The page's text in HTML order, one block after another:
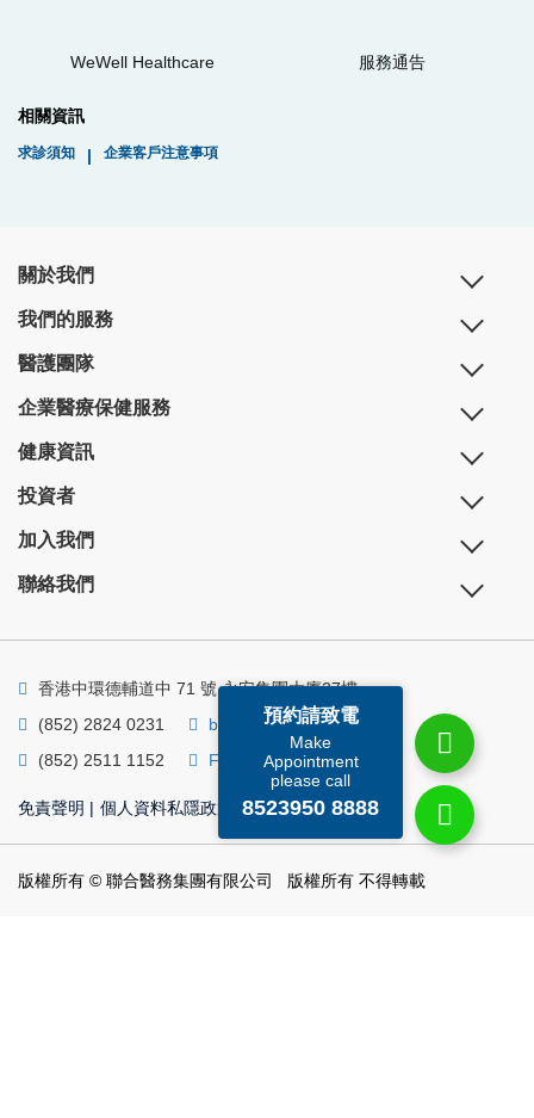
預約請致電
Make
Appointment
please call
8523950 8888
WeWell Healthcare 服務通告
相關資訊
求診須知 | 企業客戶注意事項
關於我們
我們的服務
醫護團隊
企業醫療保健服務
健康資訊
投資者
加入我們
聯絡我們
香港中環德輔道中 71 號 永安集團大廈27樓
(852) 2824 0231
business@ump.com.hk
(852) 2511 1152
Facebook Linkedin
免責聲明 | 個人資料私隱政策 | 個人資料收集聲明
版權所有 © 聯合醫務集團有限公司 版權所有 不得轉載